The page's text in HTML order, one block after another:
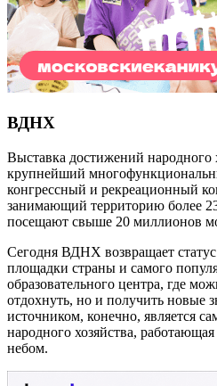
ВДНХ
Выставка достижений народного
крупнейший
конгрессный и рекреационный
занимающий территорию более
посещают свыше 20 миллионов
Сегодня ВДНХ возвращает
площадки страны и самого
образовательного центра, где
отдохнуть, но и получить новые
источником, конечно, является
народного хозяйства,
небом.